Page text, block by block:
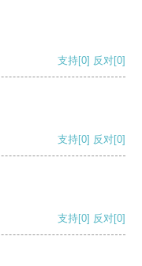
支持[0] 反对[0]
支持[0] 反对[0]
支持[0] 反对[0]